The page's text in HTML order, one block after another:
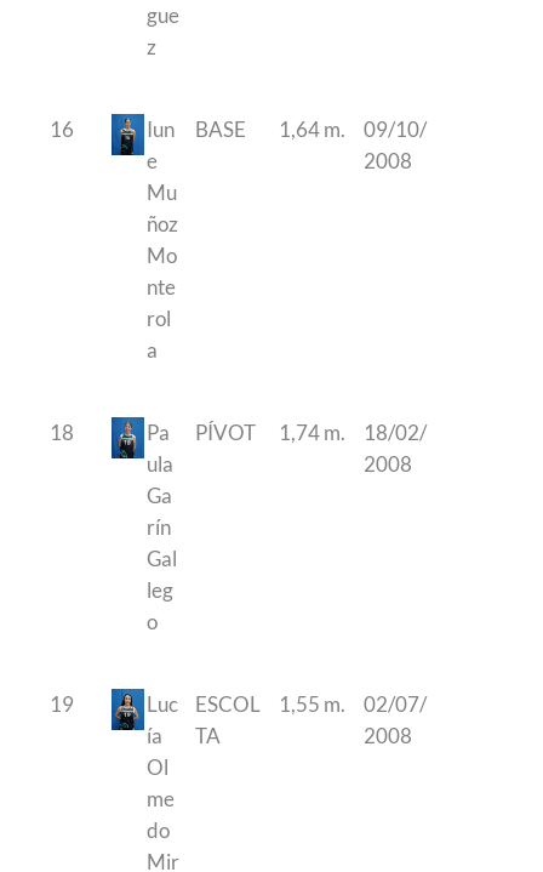
gue
z
16
Iun
e
Mu
ñoz
Mo
nte
rol
a
BASE 1,64 m.
09/10/
2008
18
Pa
ula
Ga
rín
Gal
leg
o
PÍVOT 1,74 m.
18/02/
2008
19
Luc
ía
Ol
me
do
Mir
ESCOL
TA
1,55 m.
02/07/
2008